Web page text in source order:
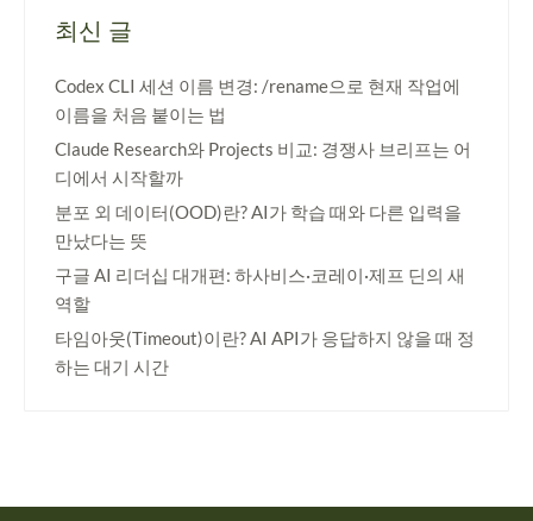
최신 글
Codex CLI 세션 이름 변경: /rename으로 현재 작업에
이름을 처음 붙이는 법
Claude Research와 Projects 비교: 경쟁사 브리프는 어
디에서 시작할까
분포 외 데이터(OOD)란? AI가 학습 때와 다른 입력을
만났다는 뜻
구글 AI 리더십 대개편: 하사비스·코레이·제프 딘의 새
역할
타임아웃(Timeout)이란? AI API가 응답하지 않을 때 정
하는 대기 시간